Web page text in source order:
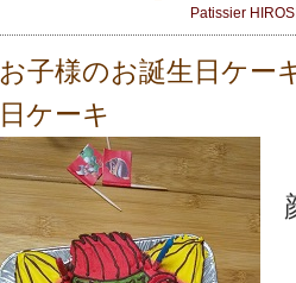
Patissier
お子様のお誕生日ケー
日ケーキ